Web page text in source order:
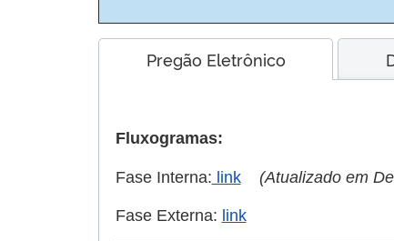
Pregão Eletrônico
Fluxogramas:
Fase Interna: link (Atualizado em
Fase Externa: link